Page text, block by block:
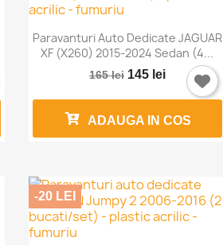
 Vizualizare rapida
Paravanturi Auto Dedicate JAGUAR
XF (X260) 2015-2024 Sedan (4...
165 lei 145 lei
ADAUGA IN COS
-20 LEI